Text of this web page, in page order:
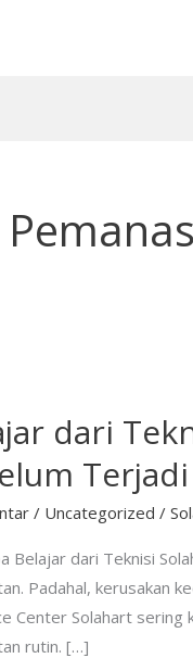
dari
Terjadi
/ Uncategorized /
Belajar dari Teknisi
Padahal, kerusakan
Center Solahart sering
rutin. […]